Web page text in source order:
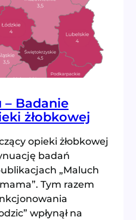
– Badanie
żłobkowej
opieki żłobkowej
badań
„Maluch
Tym razem
wpłynął na